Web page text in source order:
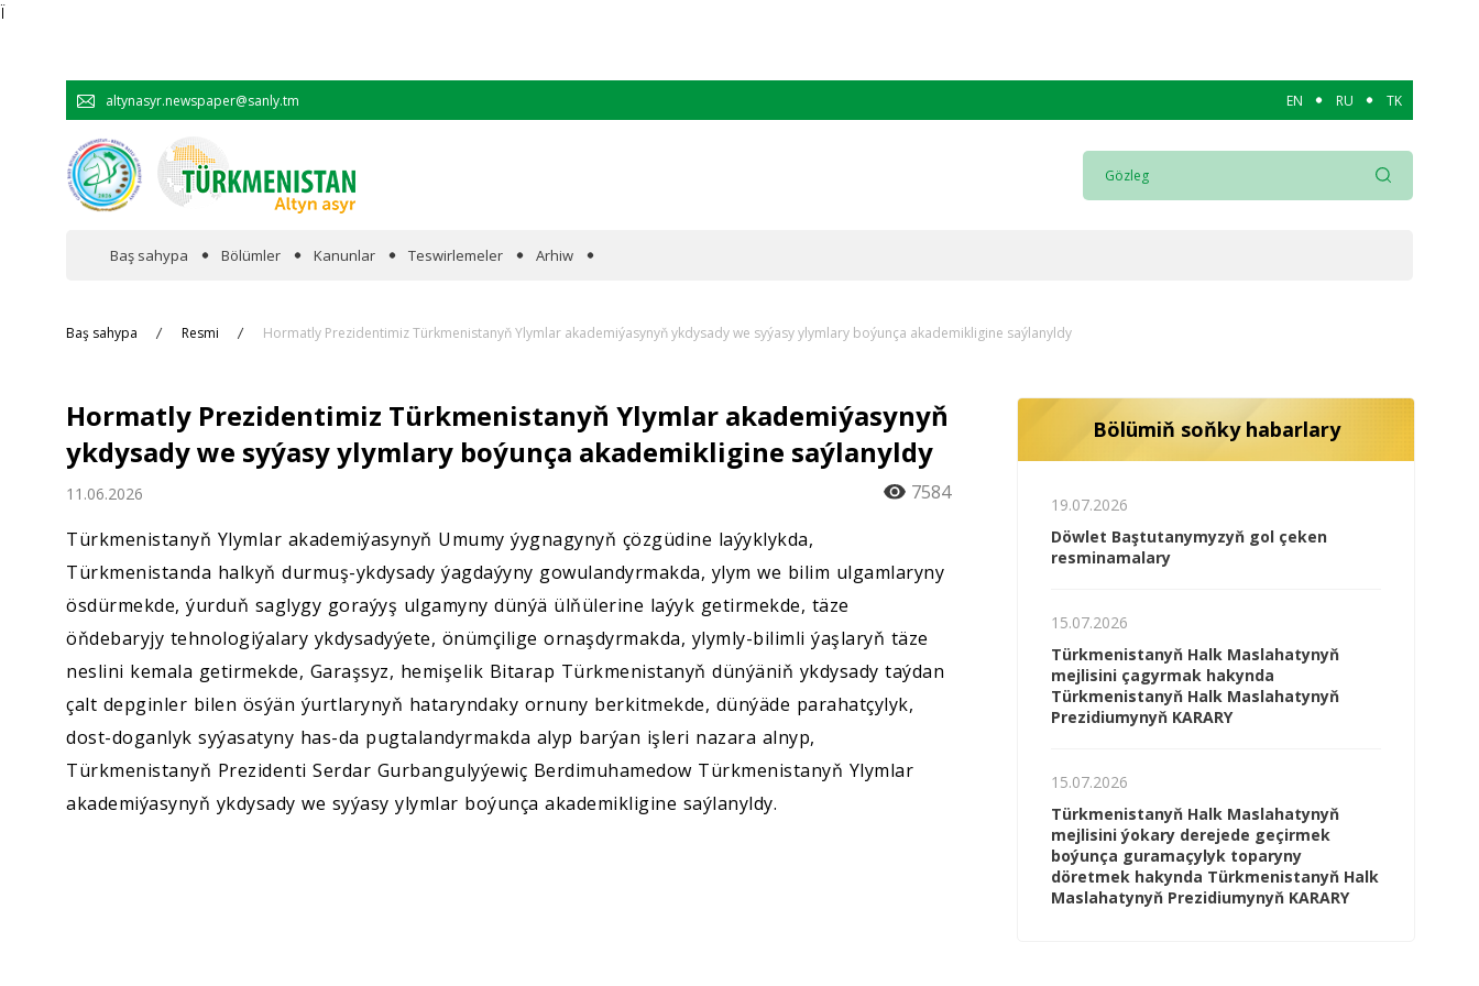
Ï
altynasyr.newspaper@sanly.tm EN RU TK
Baş sahypa Bölümler
Jemgyýet
Sport
Kanunlar Teswirlemeler Arhiw
Baş sahypa Resmi Hormatly Prezidentimiz Türkmenistanyň Ylymlar akademiýasynyň ykdysady we syýasy ylymlary boýunça akademikligine saýlanyldy
Hormatly Prezidentimiz Türkmenistanyň Ylymlar akademiýasynyň
ykdysady we syýasy ylymlary boýunça akademikligine saýlanyldy
11.06.2026
7584
Türkmenistanyň Ylymlar akademiýasynyň Umumy ýygnagynyň çözgüdine laýyklykda,
Türkmenistanda halkyň durmuş-ykdysady ýagdaýyny gowulandyrmakda, ylym we bilim ulgamlaryny
ösdürmekde, ýurduň saglygy goraýyş ulgamyny dünýä ülňülerine laýyk getirmekde, täze
öňdebaryjy tehnologiýalary ykdysadyýete, önümçilige ornaşdyrmakda, ylymly-bilimli ýaşlaryň täze
neslini kemala getirmekde, Garaşsyz, hemişelik Bitarap Türkmenistanyň dünýäniň ykdysady taýdan
çalt depginler bilen ösýän ýurtlarynyň hataryndaky ornuny berkitmekde, dünýäde parahatçylyk,
dost-doganlyk syýasatyny has-da pugtalandyrmakda alyp barýan işleri nazara alnyp,
Türkmenistanyň Prezidenti Serdar Gurbangulyýewiç Berdimuhamedow Türkmenistanyň Ylymlar
akademiýasynyň ykdysady we syýasy ylymlar boýunça akademikligine saýlanyldy.
Bölümiň soňky habarlary
19.07.2026
Döwlet Baştutanymyzyň gol çeken
resminamalary
15.07.2026
Türkmenistanyň Halk Maslahatynyň
mejlisini çagyrmak hakynda
Türkmenistanyň Halk Maslahatynyň
Prezidiumynyň KARARY
15.07.2026
Türkmenistanyň Halk Maslahatynyň
mejlisini ýokary derejede geçirmek
boýunça guramaçylyk toparyny
döretmek hakynda Türkmenistanyň Halk
Maslahatynyň Prezidiumynyň KARARY